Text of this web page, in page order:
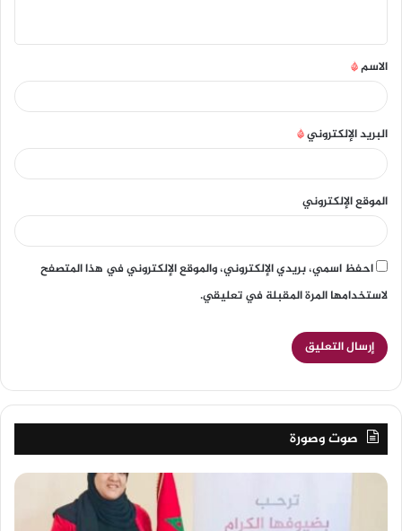
الاسم*
البريد الإلكتروني*
الموقع الإلكتروني
احفظ اسمي، بريدي الإلكتروني، والموقع الإلكتروني في هذا المتصفح
لاستخدامها المرة المقبلة في تعليقي.
صوت وصورة